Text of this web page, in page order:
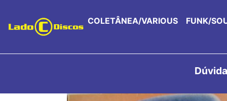
COLETÂNEA/VARIOUS FUNK/